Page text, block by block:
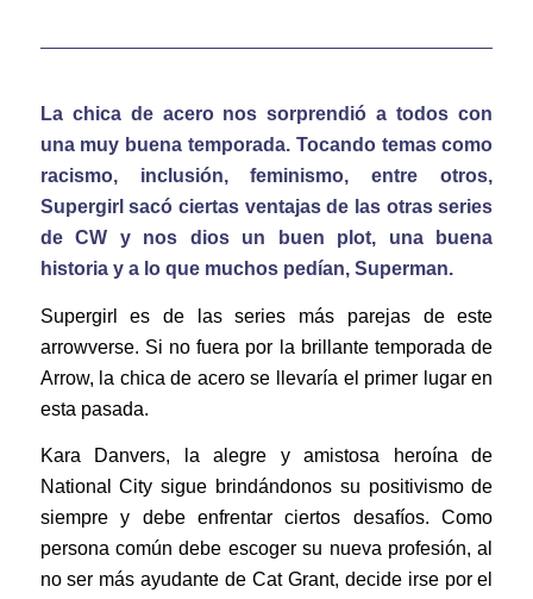
La chica de acero nos sorprendió a todos con
una muy buena temporada. Tocando temas como
racismo, inclusión, feminismo, entre otros,
Supergirl sacó ciertas ventajas de las otras series
de CW y nos dios un buen plot, una buena
historia y a lo que muchos pedían, Superman.
Supergirl es de las series más parejas de este
arrowverse. Si no fuera por la brillante temporada de
Arrow, la chica de acero se llevaría el primer lugar en
esta pasada.
Kara Danvers, la alegre y amistosa heroína de
National City sigue brindándonos su positivismo de
siempre y debe enfrentar ciertos desafíos. Como
persona común debe escoger su nueva profesión, al
no ser más ayudante de Cat Grant, decide irse por el